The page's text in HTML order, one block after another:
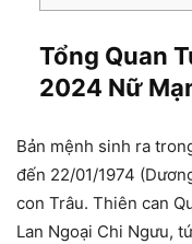
Tổng Quan
2024 Nữ
Bản mệnh sinh ra
đến 22/01/1974
con Trâu. Thiên can
Lan Ngoại Chi Ngưu,